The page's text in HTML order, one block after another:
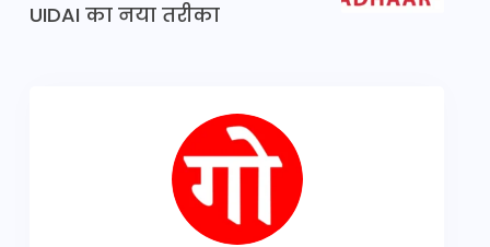
UIDAI का नया तरीका